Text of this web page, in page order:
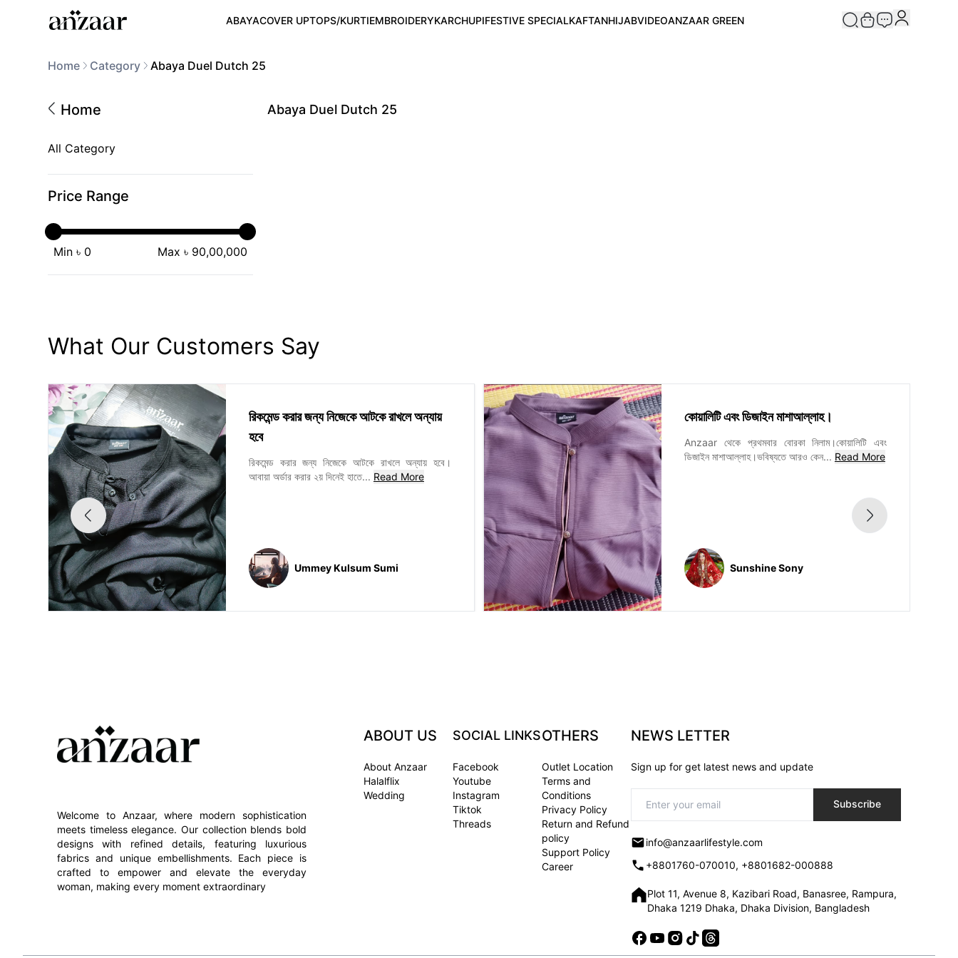
ABAYACOVER UPTOPS/KURTIEMBROIDERYKARCHUPIFESTIVE SPECIALKAFTANHIJABVIDEOANZAAR GREEN
Home Category Abaya Duel Dutch 25
Home
All Category
Price Range
Min ৳ 0 Max ৳ 90,00,000
Abaya Duel Dutch 25
What Our Customers Say
রিকমেন্ড করার জন্য নিজেকে আটকে রাখলে অন্যায়
হবে
রিকমেন্ড করার জন্য নিজেকে আটকে রাখলে অন্যায় হবে।
আবায়া অর্ডার করার ২য় দিনেই হাতে... Read More
Ummey Kulsum Sumi
কোয়ালিটি এবং ডিজাইন মাশাআল্লাহ।
Anzaar থেকে প্রথমবার বোরকা নিলাম।কোয়ালিটি এবং
ডিজাইন মাশাআল্লাহ।ভবিষ্যতে আরও কেন... Read More
Sunshine Sony
Welcome to Anzaar, where modern sophistication
meets timeless elegance. Our collection blends bold
designs with refined details, featuring luxurious
fabrics and unique embellishments. Each piece is
crafted to empower and elevate the everyday
woman, making every moment extraordinary
ABOUT US
About Anzaar
Halalflix
Wedding
SOCIAL LINKS
Facebook
Youtube
Instagram
Tiktok
Threads
OTHERS
Outlet Location
Terms and
Conditions
Privacy Policy
Return and Refund
policy
Support Policy
Career
NEWS LETTER
Sign up for get latest news and update
Subscribe
info@anzaarlifestyle.com
+8801760-070010, +8801682-000888
Plot 11, Avenue 8, Kazibari Road, Banasree, Rampura,
Dhaka 1219 Dhaka, Dhaka Division, Bangladesh